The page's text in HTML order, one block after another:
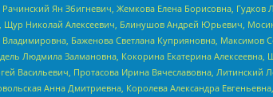
Ян Збигневич, Жемкова Елена Борисовна, Гудков
Николай Алексеевич, Блинушов Андрей Юрьевич,
Баженова Светлана Куприяновна, Максимов
Людмила Залмановна, Кокорина Екатерина
Васильевич, Протасова Ирина Вячеславовна, Литинский
Анна Дмитриевна, Королева Александра